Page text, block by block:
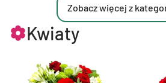
Zobacz więcej z
Kwiaty